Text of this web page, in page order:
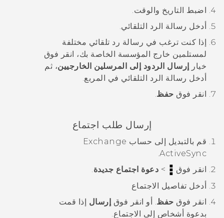
اضبط التاريخ والوقت.
أدخل رسالة الرد التلقائي.
إذا كنت ترغب في رسالة رد تلقائي مختلفة
لمستلمين خارج المؤسسة الخاصة بك، انقر فوق
خيار إرسال الردود إلى المرسلين الخارجيين، ثم
أدخل رسالة الرد التلقائي في المربع.
انقر فوق حفظ.
إرسال طلب اجتماع
قم بالتبديل إلى حساب Exchange
ActiveSync
انقر فوق
> دعوة اجتماع جديدة
أدخل تفاصيل الاجتماع
انقر فوق حفظ. أو انقر فوق إرسال إذا قمت
بدعوة أشخاص إلى الاجتماع.